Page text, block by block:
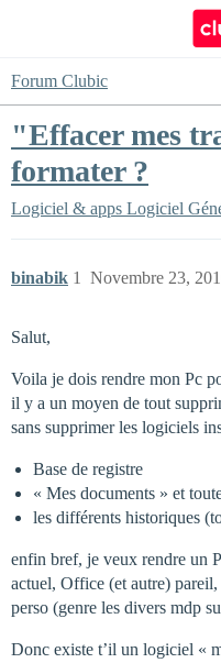
Forum Clubic
"Effacer mes
formater ?
Logiciel & apps Logiciel
binabik Novembre 23,
1
Salut,
Voila je dois rendre mon Pc
il y a un moyen de tout
sans supprimer les logiciels
Base de registre
« Mes documents » et
les différents historiques
enfin bref, je veux rendre un
actuel, Office (et autre) pareil,
perso (genre les divers mdp
Donc existe t’il un logiciel «